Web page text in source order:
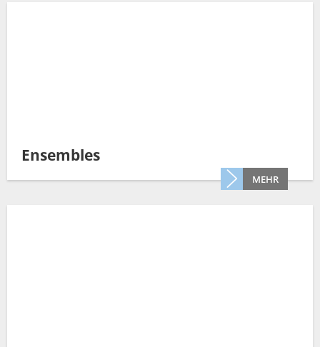
Ensembles
MEHR